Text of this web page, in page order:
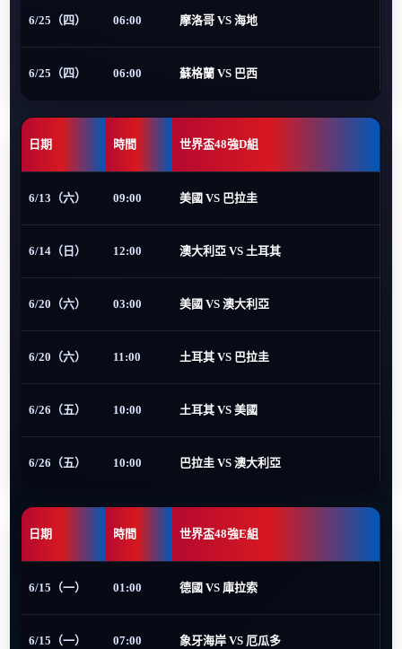
6/25（四） 06:00 摩洛哥 VS 海地
6/25（四） 06:00 蘇格蘭 VS 巴西
日期 時間 世界盃48強D組
6/13（六） 09:00 美國 VS 巴拉圭
6/14（日） 12:00 澳大利亞 VS 土耳其
6/20（六） 03:00 美國 VS 澳大利亞
6/20（六） 11:00 土耳其 VS 巴拉圭
6/26（五） 10:00 土耳其 VS 美國
6/26（五） 10:00 巴拉圭 VS 澳大利亞
日期 時間 世界盃48強E組
6/15（一） 01:00 德國 VS 庫拉索
6/15（一） 07:00 象牙海岸 VS 厄瓜多